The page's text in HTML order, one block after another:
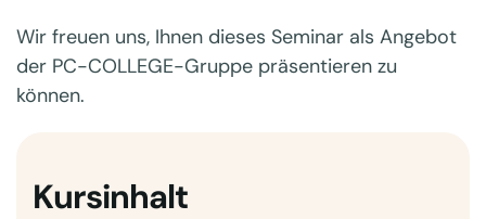
Wir freuen uns, Ihnen dieses Seminar als Angebot
der PC-COLLEGE-Gruppe präsentieren zu
können.
Kursinhalt